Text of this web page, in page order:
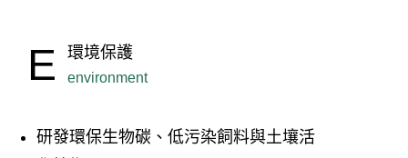
E 環境保護
environment
研發環保生物碳、低污染飼料與土壤活